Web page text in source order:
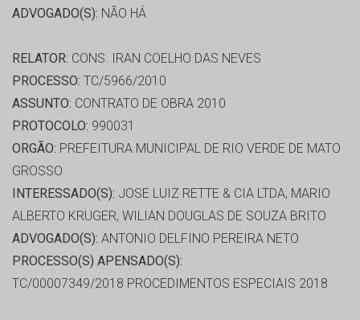
ADVOGADO(S): NÃO HÁ
RELATOR: CONS. IRAN COELHO DAS NEVES
PROCESSO: TC/5966/2010
ASSUNTO: CONTRATO DE OBRA 2010
PROTOCOLO: 990031
ORGÃO: PREFEITURA MUNICIPAL DE RIO VERDE DE MATO
GROSSO
INTERESSADO(S): JOSE LUIZ RETTE & CIA LTDA, MARIO
ALBERTO KRUGER, WILIAN DOUGLAS DE SOUZA BRITO
ADVOGADO(S): ANTONIO DELFINO PEREIRA NETO
PROCESSO(S) APENSADO(S):
TC/00007349/2018 PROCEDIMENTOS ESPECIAIS 2018